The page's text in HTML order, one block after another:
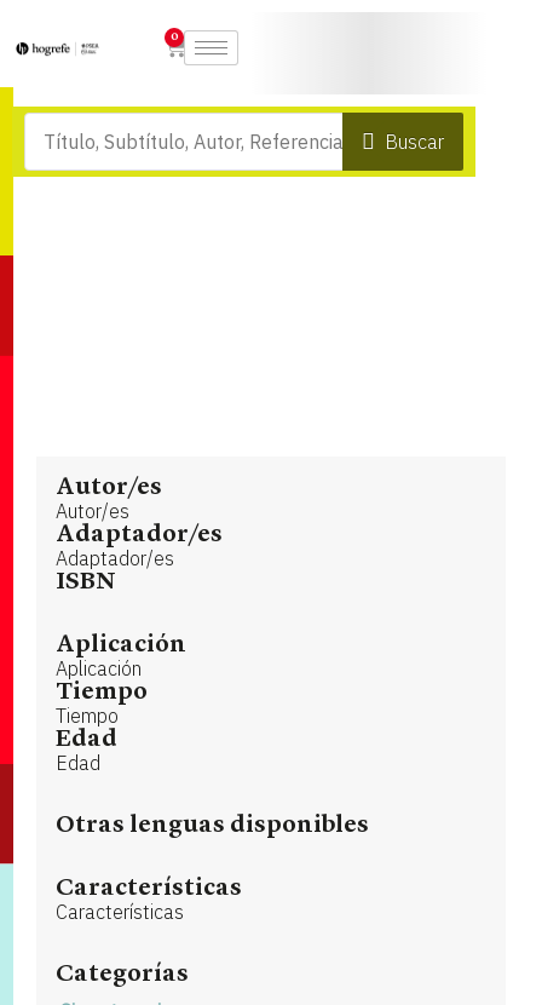
0
Buscar
Autor/es
Autor/es
Adaptador/es
Adaptador/es
ISBN
Aplicación
Aplicación
Tiempo
Tiempo
Edad
Edad
Otras lenguas disponibles
Características
Características
Categorías